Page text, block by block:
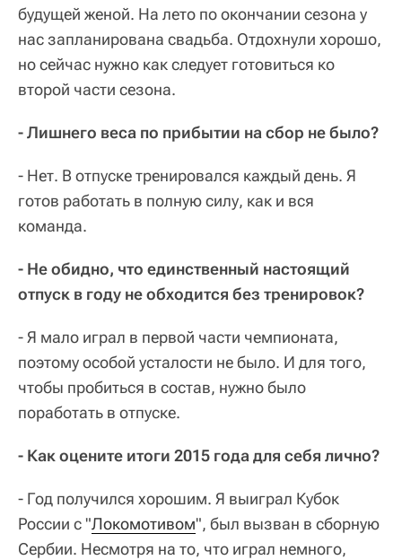
будущей женой. На лето по окончании сезона у
нас запланирована свадьба. Отдохнули хорошо,
но сейчас нужно как следует готовиться ко
второй части сезона.
- Лишнего веса по прибытии на сбор не было?
- Нет. В отпуске тренировался каждый день. Я
готов работать в полную силу, как и вся
команда.
- Не обидно, что единственный настоящий
отпуск в году не обходится без тренировок?
- Я мало играл в первой части чемпионата,
поэтому особой усталости не было. И для того,
чтобы пробиться в состав, нужно было
поработать в отпуске.
- Как оцените итоги 2015 года для себя лично?
- Год получился хорошим. Я выиграл Кубок
России с "Локомотивом", был вызван в сборную
Сербии. Несмотря на то, что играл немного,